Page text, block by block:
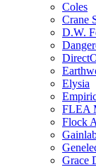
Coles
Crane
D.W.
Elysia
FLEA
Flock
Grace